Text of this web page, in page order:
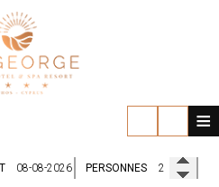
≡
PERSONNES